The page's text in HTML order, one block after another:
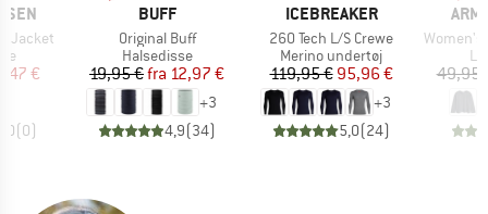
Jacket
pris
€
(0)
MÆRKE
BUFF
Artikel
Original Buff
Produktgruppe
Halsedisse
Pris
19,95 € Nedsat pris
fra 12,97 €
+3
4,9(34)
MÆRKE
ICEBREAKER
Artikel
260 Tech L/S Crewe
Produktgruppe
Merino undertøj
Pris
119,95 €Nedsat pris
95,96 €
+3
5,0(24)
Artikel
Women's
49,95